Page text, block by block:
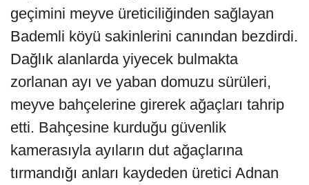
geçimini meyve üreticiliğinden sağlayan
Bademli köyü sakinlerini canından bezdirdi.
Dağlık alanlarda yiyecek bulmakta
zorlanan ayı ve yaban domuzu sürüleri,
meyve bahçelerine girerek ağaçları tahrip
etti. Bahçesine kurduğu güvenlik
kamerasıyla ayıların dut ağaçlarına
tırmandığı anları kaydeden üretici Adnan